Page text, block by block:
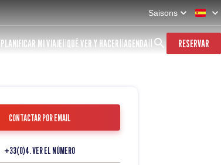
Saisons
PLANIFICAR MI VIAJE QUÉ VER Y HACER AGENDA RESERVAR
CONTACTAR POR EMAIL
+33(0)4. VER EL NÚMERO